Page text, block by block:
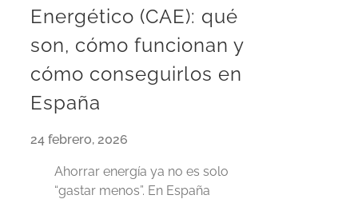
Energético (CAE): qué
son, cómo funcionan y
cómo conseguirlos en
España
24 febrero, 2026
Ahorrar energía ya no es solo
“gastar menos”. En España